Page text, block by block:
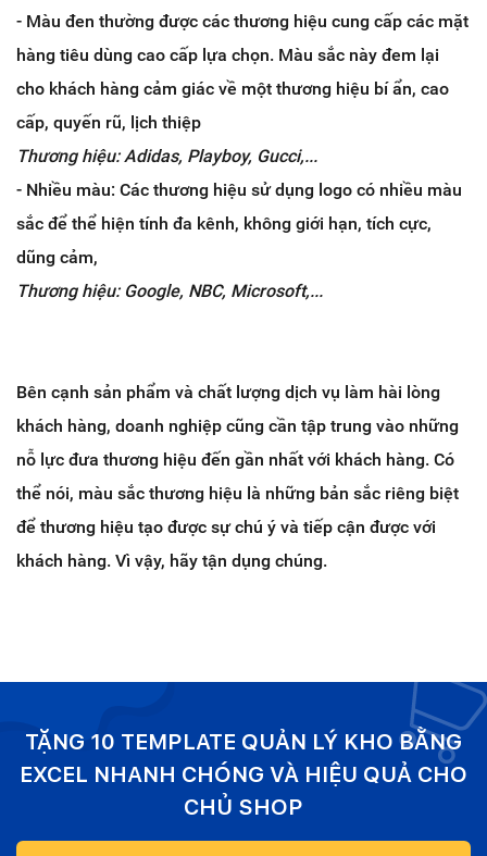
- Màu đen thường được các thương hiệu cung cấp các mặt
hàng tiêu dùng cao cấp lựa chọn. Màu sắc này đem lại
cho khách hàng cảm giác về một thương hiệu bí ẩn, cao
cấp, quyến rũ, lịch thiệp
Thương hiệu: Adidas, Playboy, Gucci,...
- Nhiều màu: Các thương hiệu sử dụng logo có nhiều màu
sắc để thể hiện tính đa kênh, không giới hạn, tích cực,
dũng cảm,
Thương hiệu: Google, NBC, Microsoft,...
Bên cạnh sản phẩm và chất lượng dịch vụ làm hài lòng
khách hàng, doanh nghiệp cũng cần tập trung vào những
nỗ lực đưa thương hiệu đến gần nhất với khách hàng. Có
thể nói, màu sắc thương hiệu là những bản sắc riêng biệt
để thương hiệu tạo được sự chú ý và tiếp cận được với
khách hàng. Vì vậy, hãy tận dụng chúng.
TẶNG 10 TEMPLATE QUẢN LÝ KHO BẰNG
EXCEL NHANH CHÓNG VÀ HIỆU QUẢ CHO
CHỦ SHOP